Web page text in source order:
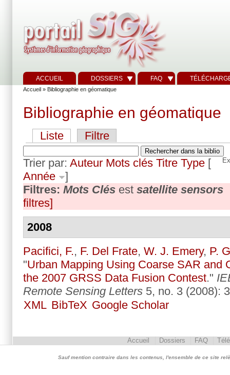
ACCUEIL DOSSIERS FAQ
Accueil » Bibliographie en géomatique
Bibliographie en géomatique
Liste Filtre
Trier par: Auteur Mots clés Titre Type [
Année
]
Filtres: Mots Clés est satellite sensors
filtres]
2008
Pacifici, F., F. Del Frate, W. J. Emery, P.
"Urban Mapping Using Coarse SAR and
the 2007 GRSS Data Fusion Contest."
Remote Sensing Letters 5, no. 3 (2008):
XML BibTeX Google Scholar
Accueil Dossiers FAQ
Sauf mention contraire dans les contenus, l'ensemble de ce site